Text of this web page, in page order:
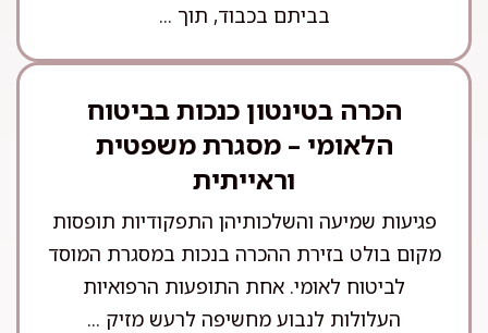
בביתם בכבוד, תוך ...
הכרה בטינטון כנכות בביטוח
הלאומי – מסגרת משפטית
וראייתית
פגיעות שמיעה והשלכותיהן התפקודיות תופסות
מקום בולט בזירת ההכרה בנכות במסגרת המוסד
לביטוח לאומי. אחת התופעות הרפואיות
העלולות לנבוע מחשיפה לרעש מזיק ...